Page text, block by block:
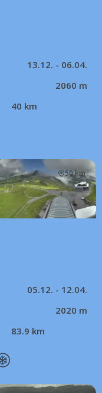
13.12. - 06.04.
2060 m
40 km
50 km
05.12. - 12.04.
2020 m
83.9 km